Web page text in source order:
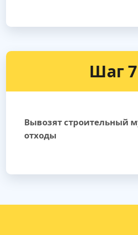
Шаг 7
Вывозят строительный
отходы